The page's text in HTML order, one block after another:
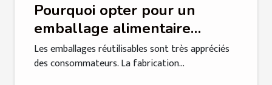
Pourquoi opter pour un
emballage alimentaire
réutilisable ?
Les emballages réutilisables sont très appréciés
des consommateurs. La fabrication...